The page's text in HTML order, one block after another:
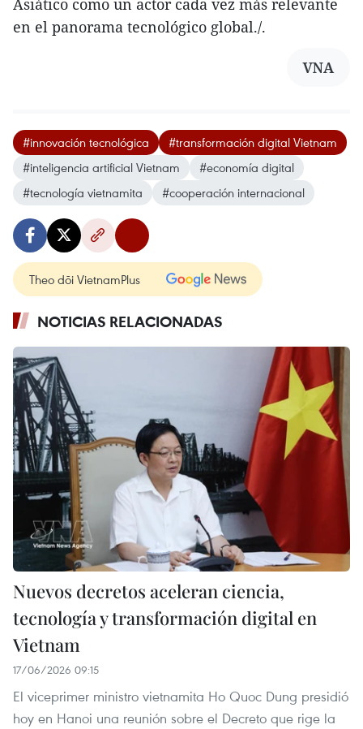
en el panorama tecnológico global./.
VNA
#innovación tecnológica
#transformación digital Vietnam
#inteligencia artificial Vietnam
#economía digital
#tecnología vietnamita
#cooperación internacional
Theo dõi VietnamPlus
NOTICIAS RELACIONADAS
Nuevos decretos aceleran ciencia,
tecnología y transformación digital en
Vietnam
17/06/2026 09:15
El viceprimer ministro vietnamita Ho Quoc Dung presidió
hoy en Hanoi una reunión sobre el Decreto que rige la